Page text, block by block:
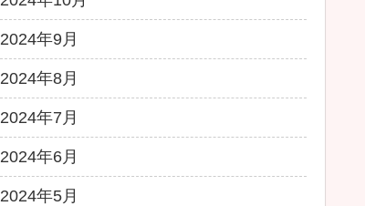
2024年9月
2024年8月
2024年7月
2024年6月
2024年5月